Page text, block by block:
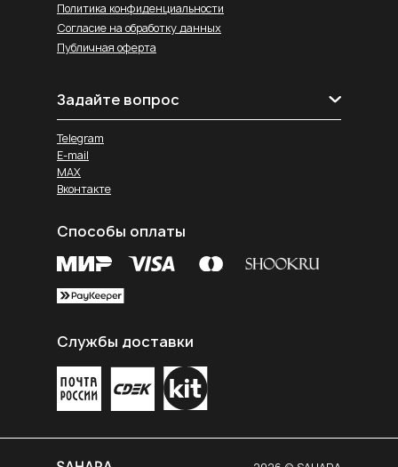
Политика конфиденциальности
Согласие на обработку данных
Публичная оферта
Задайте вопрос
Telegram
E-mail
MAX
Вконтакте
Службы доставки
Способы оплаты